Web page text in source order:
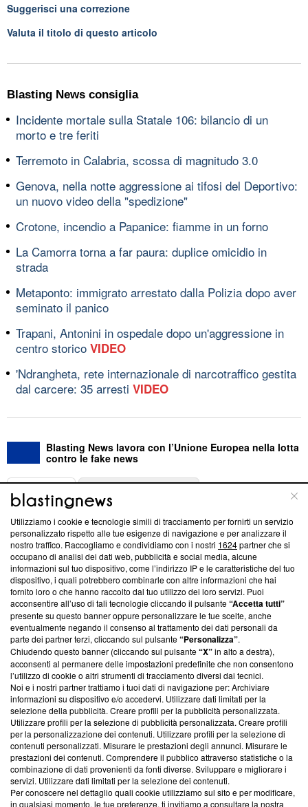
Suggerisci una correzione
Valuta il titolo di questo articolo
Blasting News consiglia
Incidente mortale sulla Statale 106: bilancio di un
morto e tre feriti
Terremoto in Calabria, scossa di magnitudo 3.0
Genova, nella notte aggressione ai tifosi del Deportivo:
un nuovo video della "spedizione"
Crotone, incendio a Papanice: fiamme in un forno
La Camorra torna a far paura: duplice omicidio in
strada
Metaponto: immigrato arrestato dalla Polizia dopo aver
seminato il panico
Trapani, Antonini in ospedale dopo un'aggressione in
centro storico VIDEO
'Ndrangheta, rete internazionale di narcotraffico gestita
dal carcere: 35 arresti VIDEO
Blasting News lavora con l’Unione Europea nella lotta
contro le fake news
ABOUT
Questa sezione offre informazioni trasparenti su Blasting
News, sui nostri processi editoriali e su come ci impegniamo a
creare news di qualità. Inoltre, afferma la nostra aderenza a
‘Trust Project - News with Integrity’Blasting News non è
ancora membro del programma, ma ha richiesto di farne
parte; Trust Project non ha ancora effettuato una verifica di
conformità agli standard.
Su di noi
Team editoriale
Corporate
Redazione
Informativa Privacy
Cookie Policy
Blasting SA, IDI CHE-247.845.224, Via Carlo Frasca, 3 - 6900
Lugano (Svizzera) Tel:+39 0690258937
Utilizziamo i cookie e tecnologie simili di tracciamento per fornirti un servizio
personalizzato rispetto alle tue esigenze di navigazione e per analizzare il
nostro traffico. Raccogliamo e condividiamo con i nostri 1624partner che si
occupano di analisi dei dati web, pubblicità e social media, alcune
informazioni sul tuo dispositivo, come l’indirizzo IP e le caratteristiche del tuo
dispositivo, i quali potrebbero combinarle con altre informazioni che hai
fornito loro o che hanno raccolto dal tuo utilizzo dei loro servizi. Puoi
acconsentire all’uso di tali tecnologie cliccando il pulsante“Accetta tutti”
presente su questo banner oppure personalizzare le tue scelte, anche
eventualmente negando il consenso al trattamento dei dati personali da
parte dei partner terzi, cliccando sul pulsante“Personalizza”.
Chiudendo questo banner (cliccando sul pulsante“X”in alto a destra),
acconsenti al permanere delle impostazioni predefinite che non consentono
l’utilizzo di cookie o altri strumenti di tracciamento diversi dai tecnici.
Noi e i nostri partner trattiamo i tuoi dati di navigazione per: Archiviare
informazioni su dispositivo e/o accedervi. Utilizzare dati limitati per la
selezione della pubblicità. Creare profili per la pubblicità personalizzata.
Utilizzare profili per la selezione di pubblicità personalizzata. Creare profili
per la personalizzazione dei contenuti. Utilizzare profili per la selezione di
contenuti personalizzati. Misurare le prestazioni degli annunci. Misurare le
prestazioni dei contenuti. Comprendere il pubblico attraverso statistiche o la
combinazione di dati provenienti da fonti diverse. Sviluppare e migliorare i
servizi. Utilizzare dati limitati per la selezione dei contenuti.
Per conoscere nel dettaglio quali cookie utilizziamo sul sito e per modificare,
in qualsiasi momento, le tue preferenze, ti invitiamo a consultare la nostra